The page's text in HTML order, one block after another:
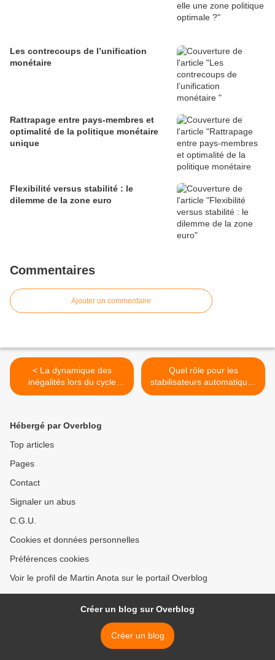
Les contrecoups de l’unification
monétaire
Rattrapage entre pays-membres et
optimalité de la politique monétaire
unique
Flexibilité versus stabilité : le
dilemme de la zone euro
Commentaires
Ajouter un commentaire
< La dynamique des
inégalités lors du cycle
d’affaires
Quel rôle pour les
stabilisateurs automatiques
? >
Hébergé par Overblog
Top articles
Pages
Contact
Signaler un abus
C.G.U.
Cookies et données personnelles
Préférences cookies
Voir le profil de Martin Anota sur le portail Overblog
Créer un blog sur Overblog
Créer un blog